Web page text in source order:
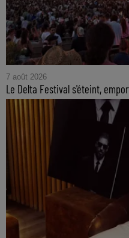
7 août 2026
Le Delta Festival s'éteint,